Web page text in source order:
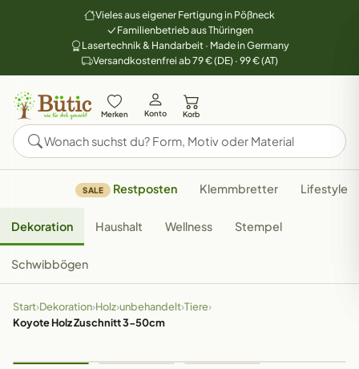
Vieles aus eigener Fertigung in Pößneck
Familienbetrieb aus Thüringen
Lasertechnik & Handarbeit · Made in Germany
Versandkostenfrei ab 79 € (DE) · 99 € (AT)
Merken Konto Korb
SALE Restposten Klemmbretter Lifestyle
Dekoration Haushalt Wellness Stempel
Schwibbögen
Start›Dekoration›Holz›unbehandelt›Tiere›
Koyote Holz Zuschnitt 3-50cm